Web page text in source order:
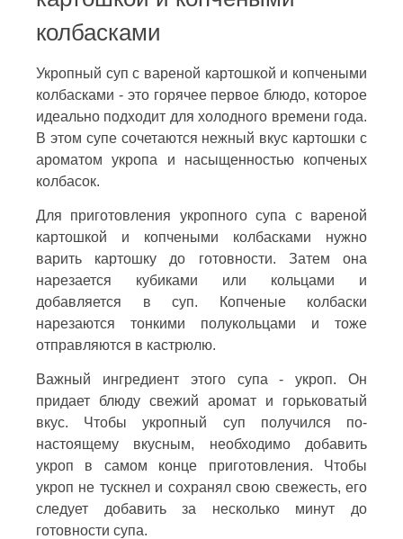
колбасками
Укропный суп с вареной картошкой и копчеными
колбасками - это горячее первое блюдо, которое
идеально подходит для холодного времени года.
В этом супе сочетаются нежный вкус картошки с
ароматом укропа и насыщенностью копченых
колбасок.
Для приготовления укропного супа с вареной
картошкой и копчеными колбасками нужно
варить картошку до готовности. Затем она
нарезается кубиками или кольцами и
добавляется в суп. Копченые колбаски
нарезаются тонкими полукольцами и тоже
отправляются в кастрюлю.
Важный ингредиент этого супа - укроп. Он
придает блюду свежий аромат и горьковатый
вкус. Чтобы укропный суп получился по-
настоящему вкусным, необходимо добавить
укроп в самом конце приготовления. Чтобы
укроп не тускнел и сохранял свою свежесть, его
следует добавить за несколько минут до
готовности супа.